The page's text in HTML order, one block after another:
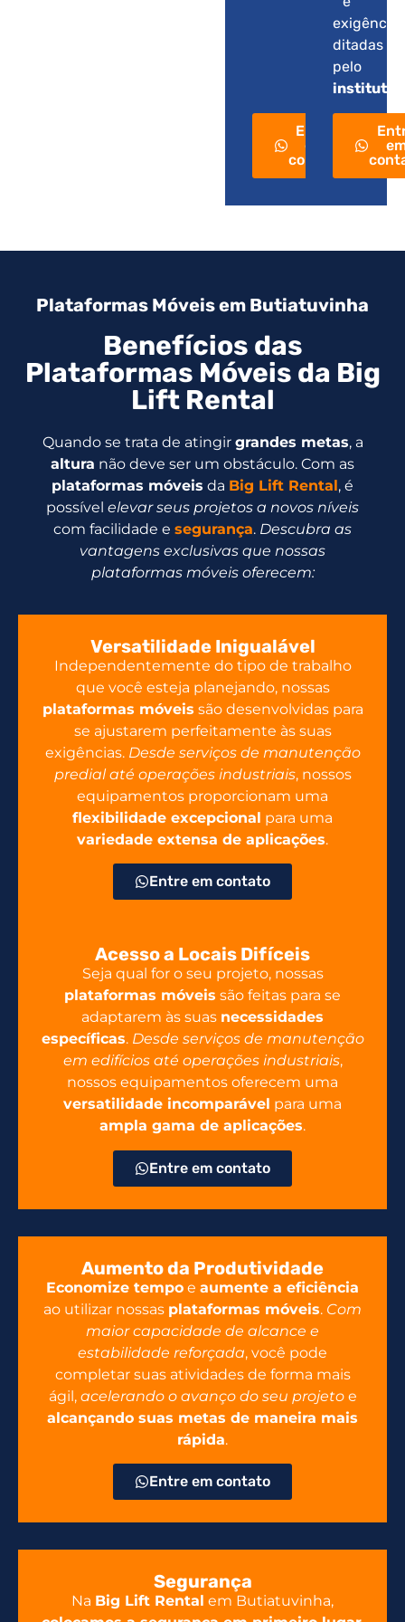
Entre
em
contato
ditadas
pelo
instituto
Plataformas Móveis em Butiatuvinha
Benefícios das
Plataformas Móveis da Big
Lift Rental
Quando se trata de atingir grandes metas, a
altura não deve ser um obstáculo. Com as
plataformas móveis da Big Lift Rental, é
possível elevar seus projetos a novos níveis
com facilidade e segurança. Descubra as
vantagens exclusivas que nossas
plataformas móveis oferecem:
Versatilidade Inigualável
Independentemente do tipo de trabalho
que você esteja planejando, nossas
plataformas móveis são desenvolvidas para
se ajustarem perfeitamente às suas
exigências. Desde serviços de manutenção
predial até operações industriais, nossos
equipamentos proporcionam uma
flexibilidade excepcional para uma
variedade extensa de aplicações.
Entre em contato
Acesso a Locais Difíceis
Seja qual for o seu projeto, nossas
plataformas móveis são feitas para se
adaptarem às suas necessidades
específicas. Desde serviços de manutenção
em edifícios até operações industriais,
nossos equipamentos oferecem uma
versatilidade incomparável para uma
ampla gama de aplicações.
Entre em contato
Aumento da Produtividade
Economize tempo e aumente a eficiência
ao utilizar nossas plataformas móveis. Com
maior capacidade de alcance e
estabilidade reforçada, você pode
completar suas atividades de forma mais
ágil, acelerando o avanço do seu projetoe
alcançando suas metas de maneira mais
rápida.
Entre em contato
Segurança
Na Big Lift Rental em Butiatuvinha,